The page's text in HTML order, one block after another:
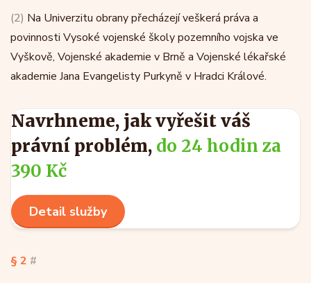
(2) Na Univerzitu obrany přecházejí veškerá práva a
povinnosti Vysoké vojenské školy pozemního vojska ve
Vyškově, Vojenské akademie v Brně a Vojenské lékařské
akademie Jana Evangelisty Purkyně v Hradci Králové.
Navrhneme, jak vyřešit váš
právní problém, do 24 hodin za
390 Kč
Detail služby
§ 2 #